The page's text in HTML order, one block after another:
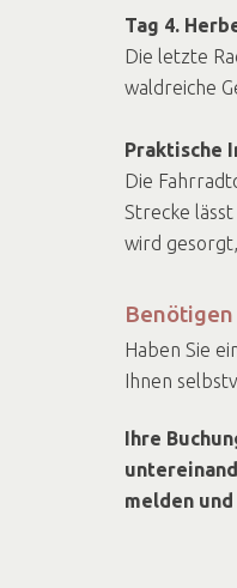
Tag 4.
Die letzte
waldreiche
Praktische
Die
Strecke
wird
Benötigen
Haben Sie
Ihnen
Ihre
melden